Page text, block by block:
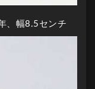
、幅8.5センチ